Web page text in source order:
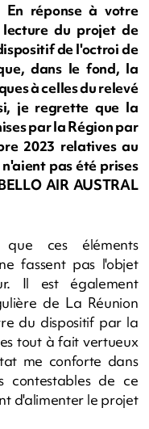
En réponse à votre
du projet de
de l'octroi de
dans le fond, la
à celles du relevé
je regrette que la
par la Région par
2023 relatives au
pas été prises
AIR AUSTRAL
ces éléments
fassent pas l'objet
Il est également
de La Réunion
du dispositif par la
tout à fait vertueux
me conforte dans
contestables de ce
d'alimenter le projet